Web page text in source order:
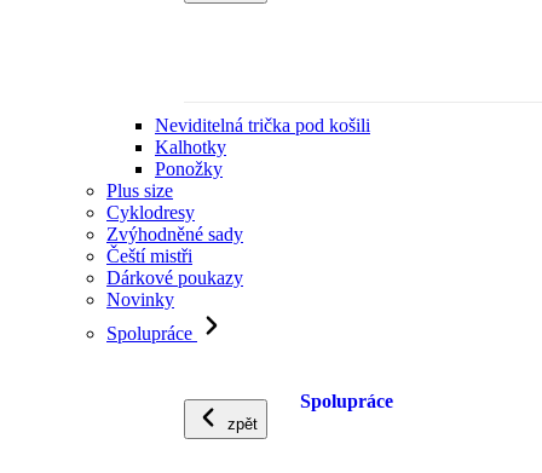
Neviditelná trička pod košili
Kalhotky
Ponožky
Plus size
Cyklodresy
Zvýhodněné sady
Čeští mistři
Dárkové poukazy
Novinky
Spolupráce
zpět
Spolupráce